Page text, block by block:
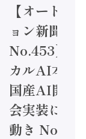
【オートメ
ョン新聞
No.453】フ
カルAI本格
国産AI開発
会実装に活
動き